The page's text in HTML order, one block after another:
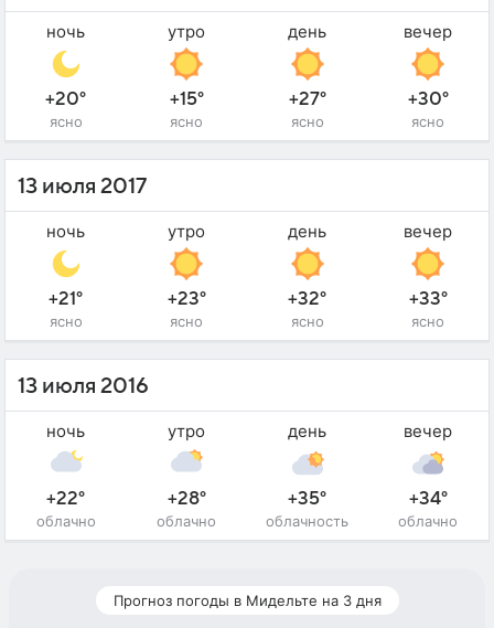
ночь
+20°
ясно
утро
+15°
ясно
день
+27°
ясно
вечер
+30°
ясно
13 июля 2017
ночь
+21°
ясно
утро
+23°
ясно
день
+32°
ясно
вечер
+33°
ясно
13 июля 2016
ночь
+22°
облачно
утро
+28°
облачно
день
+35°
облачность
вечер
+34°
облачно
Прогноз погоды в Мидельте на 3 дня